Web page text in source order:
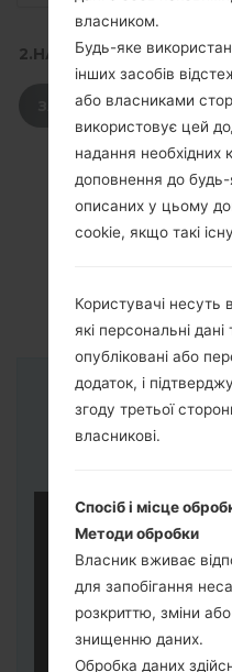
2.НАТИСНІТЬ, ЩОБ
ЗАВАНТАЖИТИ
власником.
Будь-яке
інших засобів
або власниками
використовує цей
надання необхідних
доповнення до будь-
описаних у цьому
cookie, якщо такі
Користувачі несуть
які персональні дані
опубліковані або
додаток, і
згоду третьої
власникові.
Спосіб і місце
Методи обробки
Власник вживає
для запобігання
розкриттю, зміни
знищенню даних.
Обробка даних